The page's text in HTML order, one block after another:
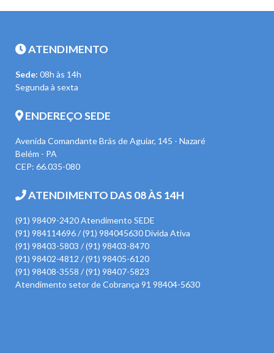
ATENDIMENTO
Sede: 08h às 14h
Segunda à sexta
ENDEREÇO SEDE
Avenida Comandante Brás de Aguiar, 145 - Nazaré
Belém - PA
CEP: 66.035-080
ATENDIMENTO DAS 08 ÀS 14H
(91) 98409-2420 Atendimento SEDE
(91) 984114696 / (91) 984045630 Divida Ativa
(91) 98403-5803 / (91) 98403-8470
(91) 98402-4812 / (91) 98405-6120
(91) 98408-3558 / (91) 98407-5823
Atendimento setor de Cobrança 91 98404-5630